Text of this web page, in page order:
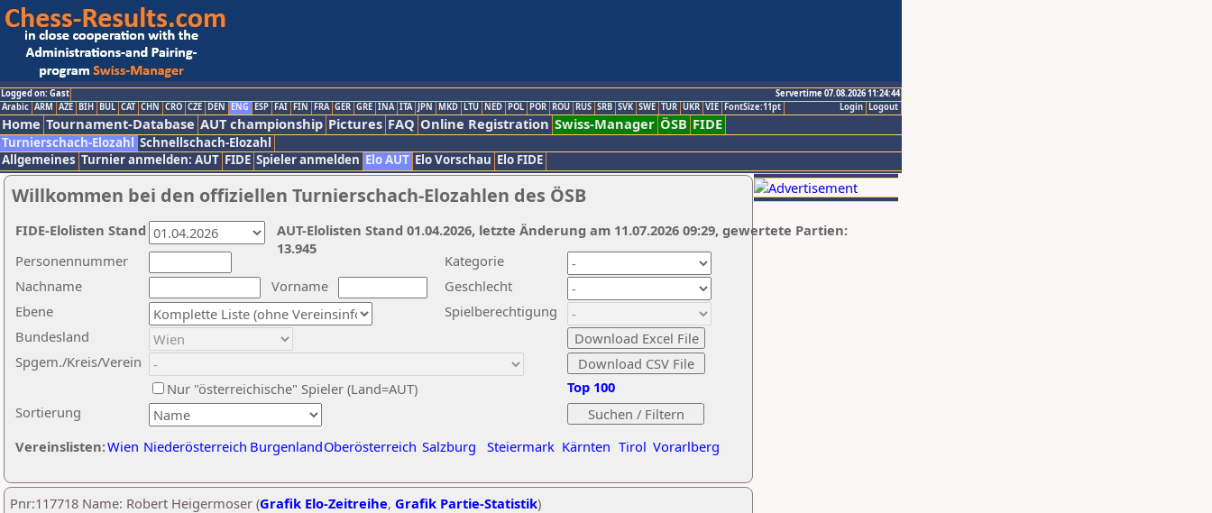
Logged on: Gast
Servertime 07.08.2026 11:24:44
Logout
Login
Arabic ARM AZE BIH BUL CAT CHN CRO CZE DEN ENG ESP FAI FIN FRA GER GRE INA ITA JPN MKD LTU NED POL POR ROU RUS SRB SVK SWE TUR UKR VIE FontSize:11pt
Home Tournament-Database AUT championship Pictures FAQ Online Registration Swiss-Manager ÖSB FIDE
Turnierschach-Elozahl Schnellschach-Elozahl
Allgemeines Turnier anmelden: AUT FIDE Spieler anmelden Elo AUT Elo Vorschau Elo FIDE
Willkommen bei den offiziellen Turnierschach-Elozahlen des ÖSB
Nachname
Vorname
Ebene
Kategorie
Sortierung
Personennummer
Bundesland
Spgem./Kreis/Verein
Geschlecht
Nur "österreichische" Spieler (Land=AUT)
Spielberechtigung
Vereinslisten:Wien Niederösterreich BurgenlandOberösterreich Salzburg Steiermark Kärnten Tirol Vorarlberg
Top 100
AUT-Elolisten Stand 01.04.2026, letzte Änderung am 11.07.2026 09:29, gewertete Partien:
13.945
FIDE-Elolisten Stand
Pnr:117718 Name: Robert Heigermoser (Grafik Elo-Zeitreihe, Grafik Partie-Statistik)